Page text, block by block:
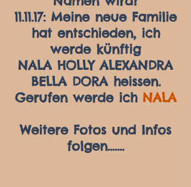
11.11.17: Meine neue Familie
hat entschieden, ich
werde künftig
NALA HOLLY ALEXANDRA
BELLA DORA heissen.
Gerufen werde ich NALA
Weitere Fotos und Infos
folgen.......